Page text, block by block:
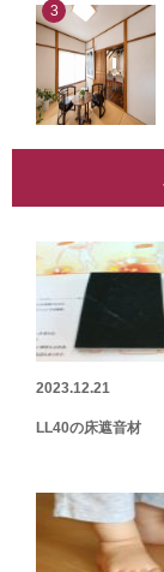
3
2023.12.21
LL40の床遮音材